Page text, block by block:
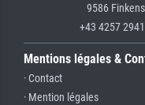
9586
+43 4257
Mentions légales &
· Contact
· Mention légales